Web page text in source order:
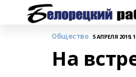
Общество 5 АПРЕЛЯ 2019,
На